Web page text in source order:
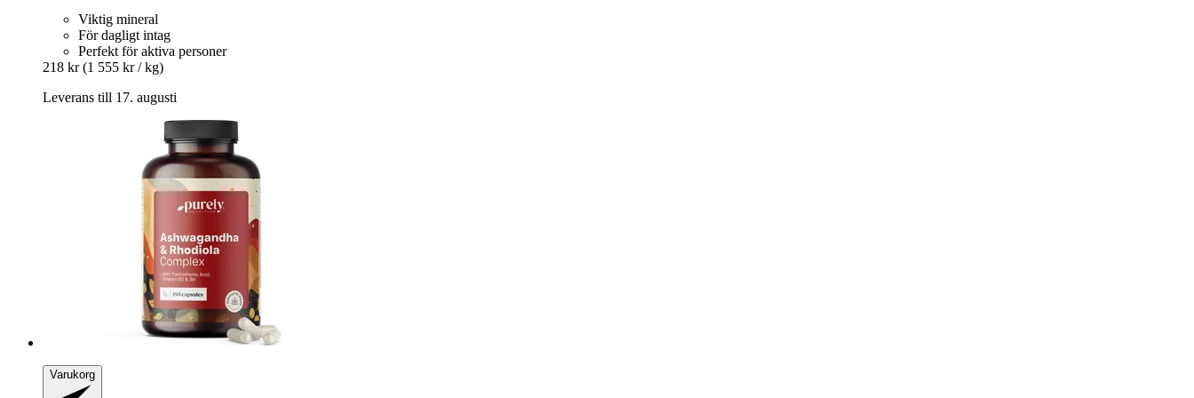
Viktig mineral
För dagligt intag
Perfekt för aktiva personer
218 kr (1 555 kr / kg)
Leverans till 17. augusti
Varukorg